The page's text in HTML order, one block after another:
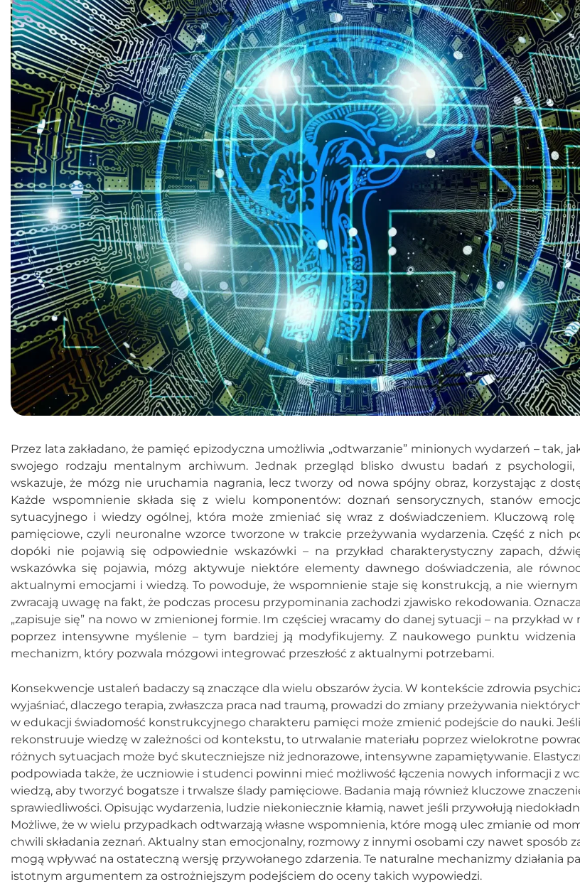
Przez lata zakładano, że pamięć epizodyczna umożliwia „odtwarzanie” minionych wydarzeń – tak,
swojego rodzaju mentalnym archiwum. Jednak przegląd blisko dwustu badań z
wskazuje, że mózg nie uruchamia nagrania, lecz tworzy od nowa spójny obraz, korzystając z
Każde wspomnienie składa się z wielu komponentów: doznań sensorycznych, stanów
sytuacyjnego i wiedzy ogólnej, która może zmieniać się wraz z doświadczeniem. Kluczową rolę
pamięciowe, czyli neuronalne wzorce tworzone w trakcie przeżywania wydarzenia. Część z nich
dopóki nie pojawią się odpowiednie wskazówki – na przykład charakterystyczny zapach,
wskazówka się pojawia, mózg aktywuje niektóre elementy dawnego doświadczenia, ale
aktualnymi emocjami i wiedzą. To powoduje, że wspomnienie staje się konstrukcją, a nie wiernym
zwracają uwagę na fakt, że podczas procesu przypominania zachodzi zjawisko rekodowania.
„zapisuje się” na nowo w zmienionej formie. Im częściej wracamy do danej sytuacji – na przykład
poprzez intensywne myślenie – tym bardziej ją modyfikujemy. Z naukowego punktu
mechanizm, który pozwala mózgowi integrować przeszłość z aktualnymi potrzebami.
Konsekwencje ustaleń badaczy są znaczące dla wielu obszarów życia. W kontekście zdrowia
wyjaśniać, dlaczego terapia, zwłaszcza praca nad traumą, prowadzi do zmiany przeżywania
w edukacji świadomość konstrukcyjnego charakteru pamięci może zmienić podejście do nauki.
rekonstruuje wiedzę w zależności od kontekstu, to utrwalanie materiału poprzez wielokrotne
różnych sytuacjach może być skuteczniejsze niż jednorazowe, intensywne zapamiętywanie.
podpowiada także, że uczniowie i studenci powinni mieć możliwość łączenia nowych informacji z
wiedzą, aby tworzyć bogatsze i trwalsze ślady pamięciowe. Badania mają również kluczowe
sprawiedliwości. Opisując wydarzenia, ludzie niekoniecznie kłamią, nawet jeśli przywołują
Możliwe, że w wielu przypadkach odtwarzają własne wspomnienia, które mogą ulec zmianie od
chwili składania zeznań. Aktualny stan emocjonalny, rozmowy z innymi osobami czy nawet sposób
mogą wpływać na ostateczną wersję przywołanego zdarzenia. Te naturalne mechanizmy działania
istotnym argumentem za ostrożniejszym podejściem do oceny takich wypowiedzi.